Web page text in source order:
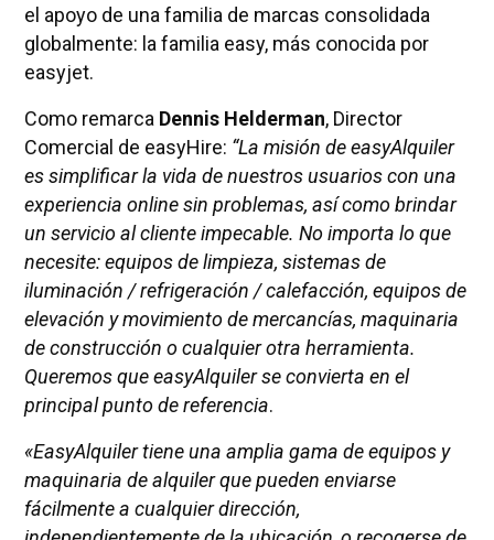
el apoyo de una familia de marcas consolidada
globalmente: la familia easy, más conocida por
easyjet.
Como remarca Dennis Helderman, Director
Comercial de easyHire: “La misión de easyAlquiler
es simplificar la vida de nuestros usuarios con una
experiencia online sin problemas, así como brindar
un servicio al cliente impecable. No importa lo que
necesite: equipos de limpieza, sistemas de
iluminación / refrigeración / calefacción, equipos de
elevación y movimiento de mercancías, maquinaria
de construcción o cualquier otra herramienta.
Queremos que easyAlquiler se convierta en el
principal punto de referencia.
«EasyAlquiler tiene una amplia gama de equipos y
maquinaria de alquiler que pueden enviarse
fácilmente a cualquier dirección,